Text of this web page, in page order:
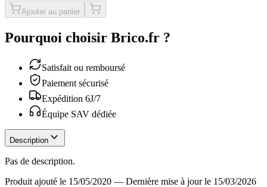
Ajouter au panier
Pourquoi choisir Brico.fr ?
Satisfait ou remboursé
Paiement sécurisé
Expédition 6J/7
Équipe SAV dédiée
Description
Pas de description.
Produit ajouté le 15/05/2020 — Dernière mise à jour le 15/03/2026